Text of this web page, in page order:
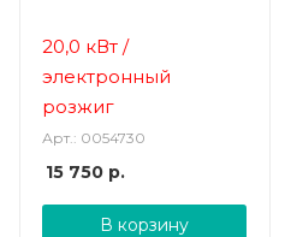
20,0 кВт /
электронный
розжиг
Арт.: 0054730
15 750 р.
В корзину